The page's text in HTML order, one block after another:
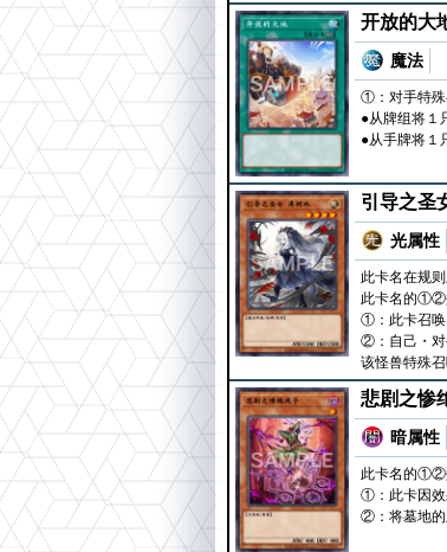
开放的大
魔法
①：对手特殊
●从牌组将１
●从手牌将１
引导之圣
光属性
此卡名在规则
此卡名的①②
①：此卡召唤
②：自己・对
该怪兽特殊召
悲剧之惨
暗属性
此卡名的①②
①：此卡因效
②：将墓地的